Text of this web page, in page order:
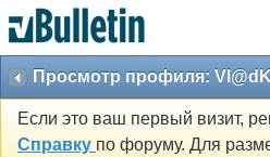
Просмотр профиля: Vl@dK
Если это ваш первый визит,
Справку по форуму. Для